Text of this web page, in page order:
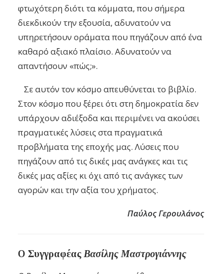
φτωχότερη διότι τα κόμματα, που σήμερα
διεκδικούν την εξουσία, αδυνατούν να
υπηρετήσουν οράματα που πηγάζουν από ένα
καθαρό αξιακό πλαίσιο. Αδυνατούν να
απαντήσουν «πώς;».
Σε αυτόν τον κόσμο απευθύνεται το βιβλίο.
Στον κόσμο που ξέρει ότι στη δημοκρατία δεν
υπάρχουν αδιέξοδα και περιμένει να ακούσει
πραγματικές λύσεις στα πραγματικά
προβλήματα της εποχής μας. Λύσεις που
πηγάζουν από τις δικές μας ανάγκες και τις
δικές μας αξίες κι όχι από τις ανάγκες των
αγορών και την αξίατου χρήματος.
Παύλος Γερουλάνος
Ο Συγγραφέας Βασίλης Μαστρογιάννης